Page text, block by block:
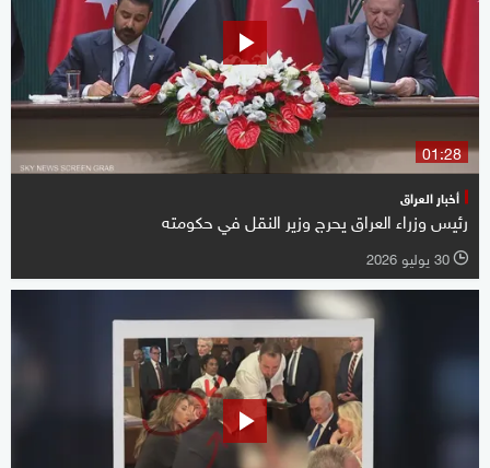
01:28
أخبار العراق
رئيس وزراء العراق يحرج وزير النقل في حكومته
l 30 يوليو 2026